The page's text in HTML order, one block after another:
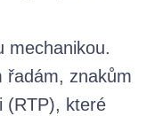
mechanikou.
řadám, znakům
(RTP), které